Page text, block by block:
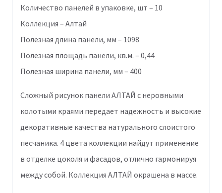
Количество панелей в упаковке, шт – 10
Коллекция – Алтай
Полезная длина панели, мм – 1098
Полезная площадь панели, кв.м. – 0,44
Полезная ширина панели, мм – 400
Сложный рисунок панели АЛТАЙ c неровными
колотыми краями передает надежность и высокие
декоративные качества натурального слоистого
песчаника. 4 цвета коллекции найдут применение
в отделке цоколя и фасадов, отлично гармонируя
между собой. Коллекция АЛТАЙ окрашена в массе.